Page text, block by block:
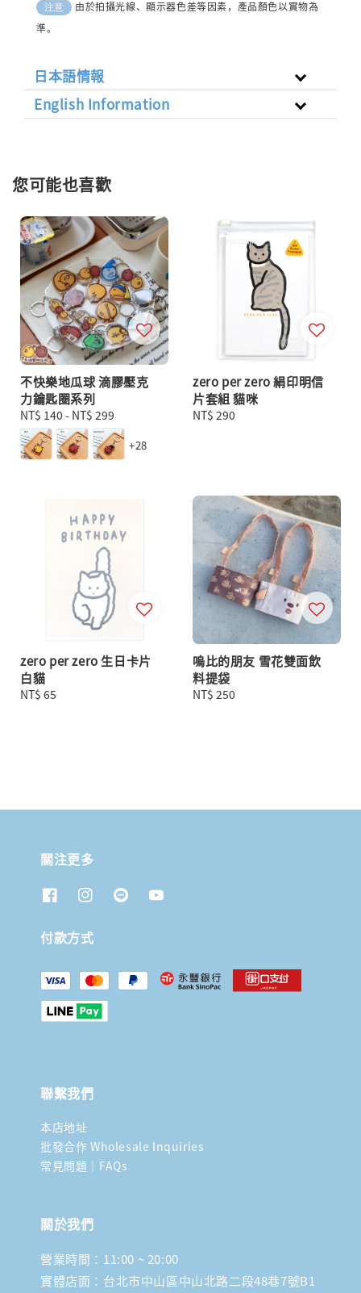
注意
由於拍攝光線、顯示器色差等因素，產品顏色以實物為
準。
日本語情報
English Information
您可能也喜歡
不快樂地瓜球 滴膠壓克
力鑰匙圈系列
Regular
price
NT$ 140 - NT$ 299
+28
zero per zero 絹印明信
片套組 貓咪
Regular
NT$ 290
zero per zero 生日卡片
白貓
Regular
NT$ 65
嗚比的朋友 雪花雙面飲
料提袋
Regular
NT$ 250
關注更多
付款方式
聯繫我們
本店地址
批發合作 Wholesale Inquiries
常見問題｜FAQs
關於我們
營業時間：11:00 ~ 20:00
實體店面：台北市中山區中山北路二段48巷7號B1